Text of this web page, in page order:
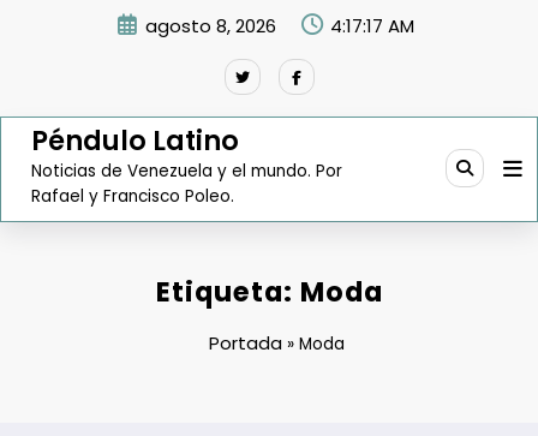
agosto 8, 2026 4:17:17 AM
Péndulo Latino
Noticias de Venezuela y el mundo. Por
Rafael y Francisco Poleo.
Etiqueta: Moda
Portada »Moda